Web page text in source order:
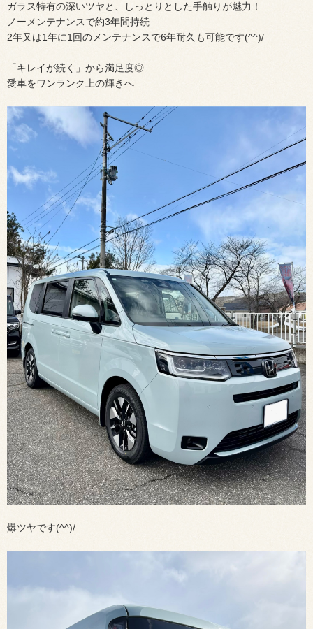
ガラス特有の深いツヤと、しっとりとした手触りが魅力！
ノーメンテナンスで約3年間持続
2年又は1年に1回のメンテナンスで6年耐久も可能です(^^)/
「キレイが続く」から満足度◎
愛車をワンランク上の輝きへ
爆ツヤです(^^)/